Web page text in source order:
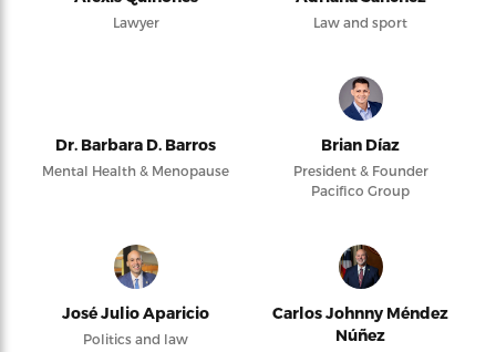
Lawyer Law and sport
Dr. Barbara D. Barros
Mental Health & Menopause
Brian Díaz
President & Founder
Pacifico Group
José Julio Aparicio
Politics and law
Carlos Johnny Méndez
Núñez